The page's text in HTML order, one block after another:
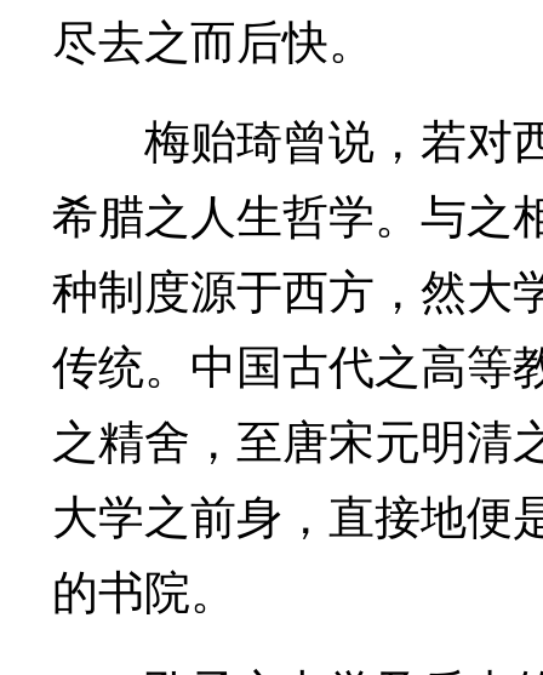
尽去之而后快。
梅贻琦曾说，若对
希腊之人生哲学。与之
种制度源于西方，然大
传统。中国古代之高等
之精舍，至唐宋元明清
大学之前身，直接地便
的书院。